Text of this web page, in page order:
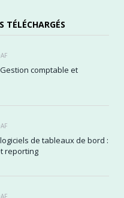
TÉLÉCHARGÉS
comptable et
de tableaux de bord :
reporting